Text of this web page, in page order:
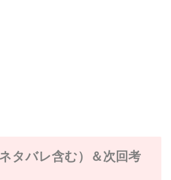
タバレ含む）＆次回考